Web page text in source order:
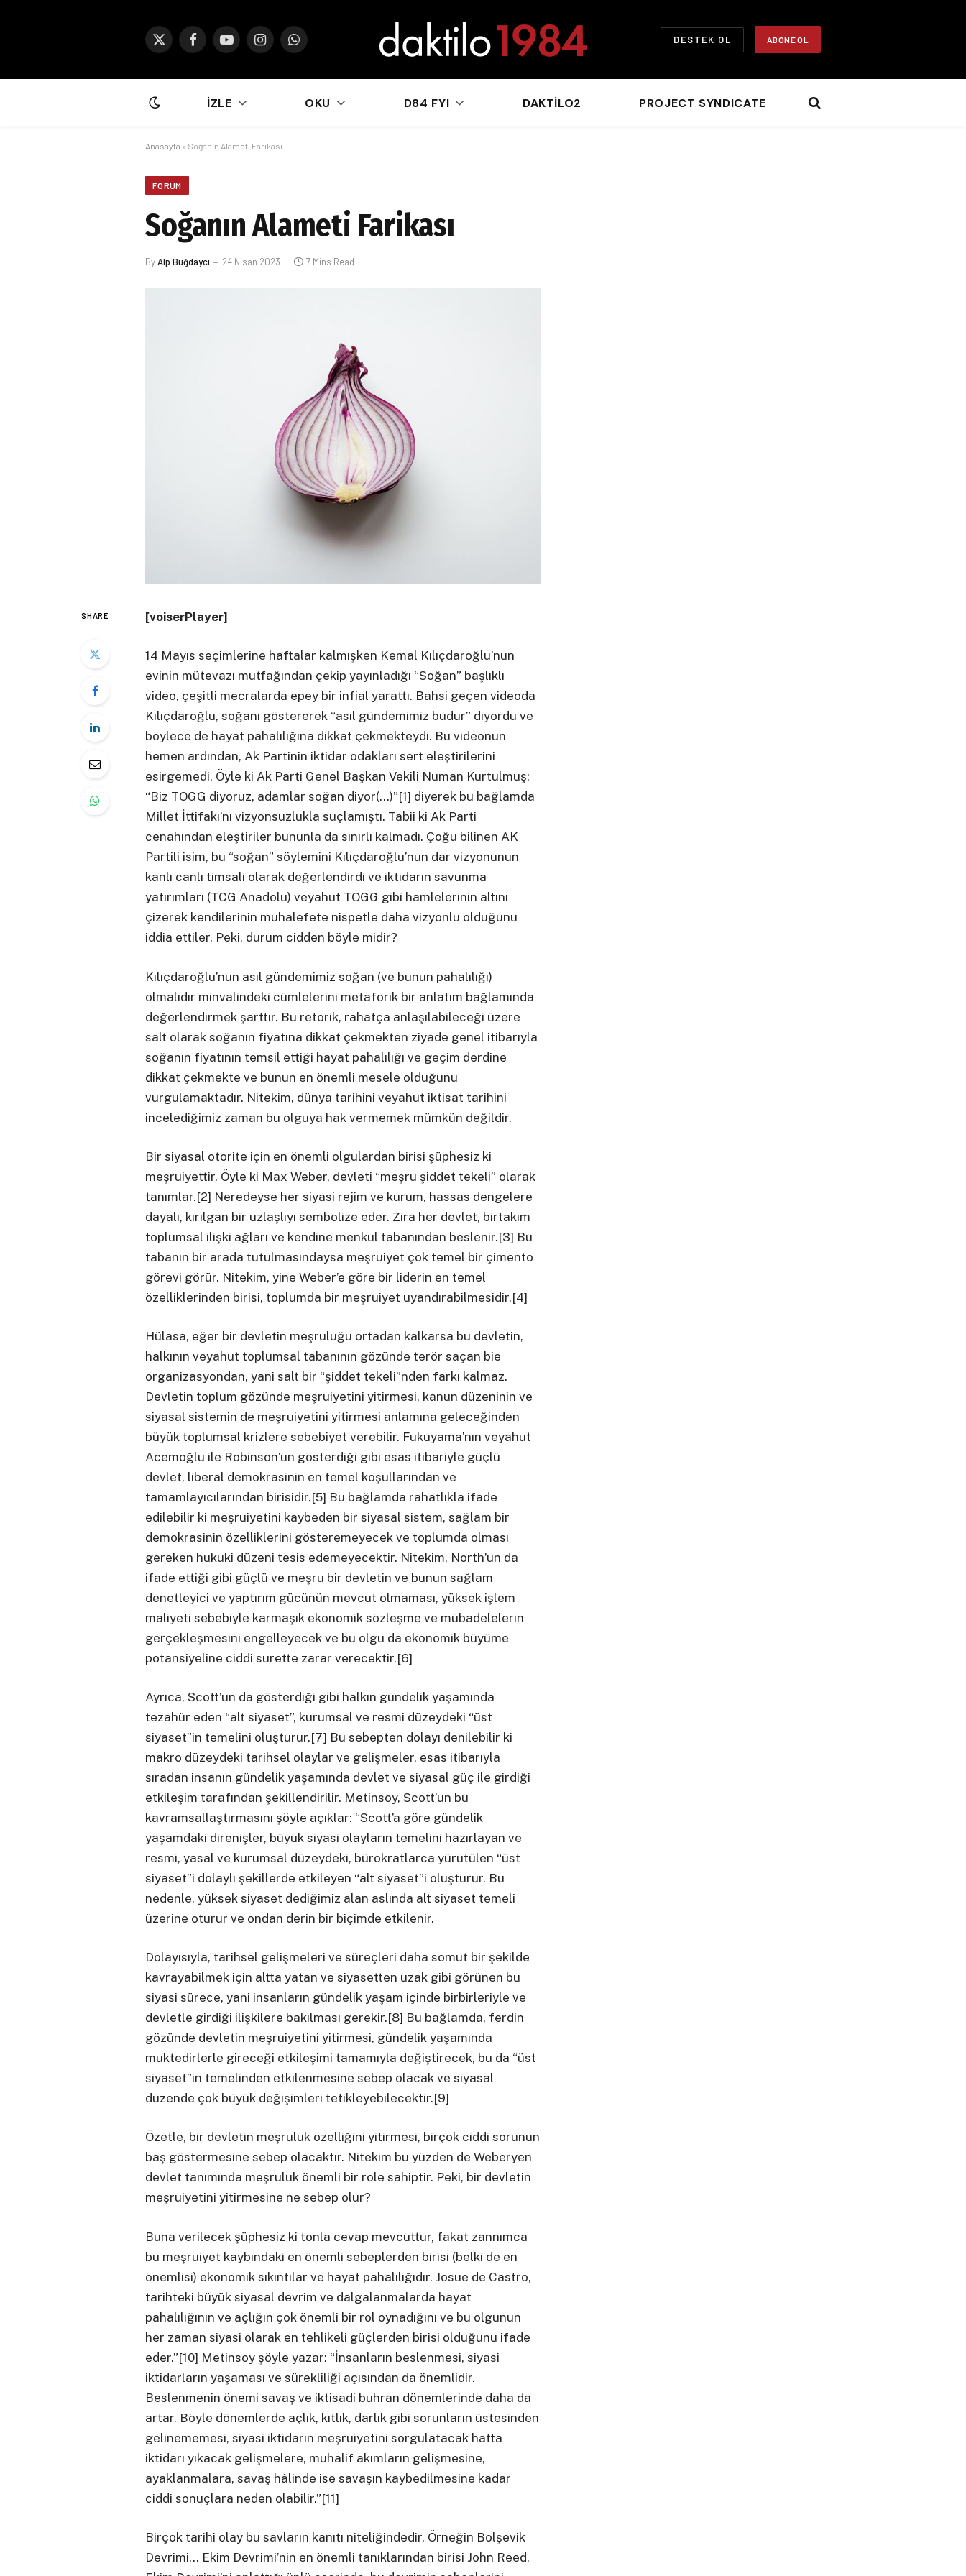
X
FacebookYouTubeInstagramWhatsApp
DESTEK OL ABONE OL
İZLE OKU D84 FYI DAKTILO2 PROJECT SYNDICATE
Anasayfa » Soğanın Alameti Farikası
FORUM
Soğanın Alameti Farikası
ByAlp Buğdaycı 24 Nisan 2023 7 Mins Read
SHARE [voiserPlayer]
14 Mayıs seçimlerine haftalar kalmışken Kemal Kılıçdaroğlu’nun
evinin mütevazı mutfağından çekip yayınladığı “Soğan” başlıklı
video, çeşitli mecralarda epey bir infial yarattı. Bahsi geçen videoda
Kılıçdaroğlu, soğanı göstererek “asıl gündemimiz budur” diyordu ve
böylece de hayat pahalılığına dikkat çekmekteydi. Bu videonun
hemen ardından, Ak Partinin iktidar odakları sert eleştirilerini
esirgemedi. Öyle ki Ak Parti Genel Başkan Vekili Numan Kurtulmuş:
“Biz TOGG diyoruz, adamlar soğan diyor(…)”[1] diyerek bu bağlamda
Millet İttifakı’nı vizyonsuzlukla suçlamıştı. Tabii ki Ak Parti
cenahından eleştiriler bununla da sınırlı kalmadı. Çoğu bilinen AK
Partili isim, bu “soğan” söylemini Kılıçdaroğlu’nun dar vizyonunun
kanlı canlı timsali olarak değerlendirdi ve iktidarın savunma
yatırımları (TCG Anadolu) veyahut TOGG gibi hamlelerinin altını
çizerek kendilerinin muhalefete nispetle daha vizyonlu olduğunu
iddia ettiler. Peki, durum cidden böyle midir?
Kılıçdaroğlu’nun asıl gündemimiz soğan (ve bunun pahalılığı)
olmalıdır minvalindeki cümlelerini metaforik bir anlatım bağlamında
değerlendirmek şarttır. Bu retorik, rahatça anlaşılabileceği üzere
salt olarak soğanın fiyatına dikkat çekmekten ziyade genel itibarıyla
soğanın fiyatının temsil ettiği hayat pahalılığı ve geçim derdine
dikkat çekmekte ve bunun en önemli mesele olduğunu
vurgulamaktadır. Nitekim, dünya tarihini veyahut iktisat tarihini
incelediğimiz zaman bu olguya hak vermemek mümkün değildir.
Bir siyasal otorite için en önemli olgulardan birisi şüphesiz ki
meşruiyettir. Öyle ki Max Weber, devleti “meşru şiddet tekeli” olarak
tanımlar.[2] Neredeyse her siyasi rejim ve kurum, hassas dengelere
dayalı, kırılgan bir uzlaşlıyı sembolize eder. Zira her devlet, birtakım
toplumsal ilişki ağları ve kendine menkul tabanından beslenir.[3] Bu
tabanın bir arada tutulmasındaysa meşruiyet çok temel bir çimento
görevi görür. Nitekim, yine Weber’e göre bir liderin en temel
özelliklerinden birisi, toplumda bir meşruiyet uyandırabilmesidir.[4]
Hülasa, eğer bir devletin meşruluğu ortadan kalkarsa bu devletin,
halkının veyahut toplumsal tabanının gözünde terör saçan bie
organizasyondan, yani salt bir “şiddet tekeli”nden farkı kalmaz.
Devletin toplum gözünde meşruiyetini yitirmesi, kanun düzeninin ve
siyasal sistemin de meşruiyetini yitirmesi anlamına geleceğinden
büyük toplumsal krizlere sebebiyet verebilir. Fukuyama’nın veyahut
Acemoğlu ile Robinson’un gösterdiği gibi esas itibariyle güçlü
devlet, liberal demokrasinin en temel koşullarından ve
tamamlayıcılarından birisidir.[5] Bu bağlamda rahatlıkla ifade
edilebilir ki meşruiyetini kaybeden bir siyasal sistem, sağlam bir
demokrasinin özelliklerini gösteremeyecek ve toplumda olması
gereken hukuki düzeni tesis edemeyecektir. Nitekim, North’un da
ifade ettiği gibi güçlü ve meşru bir devletin ve bunun sağlam
denetleyici ve yaptırım gücünün mevcut olmaması, yüksek işlem
maliyeti sebebiyle karmaşık ekonomik sözleşme ve mübadelelerin
gerçekleşmesini engelleyecek ve bu olgu da ekonomik büyüme
potansiyeline ciddi surette zarar verecektir.[6]
Ayrıca, Scott’un da gösterdiği gibi halkın gündelik yaşamında
tezahür eden “alt siyaset”, kurumsal ve resmi düzeydeki “üst
siyaset”in temelini oluşturur.[7] Bu sebepten dolayı denilebilir ki
makro düzeydeki tarihsel olaylar ve gelişmeler, esas itibarıyla
sıradan insanın gündelik yaşamında devlet ve siyasal güç ile girdiği
etkileşim tarafından şekillendirilir. Metinsoy, Scott’un bu
kavramsallaştırmasını şöyle açıklar: “Scott’a göre gündelik
yaşamdaki direnişler, büyük siyasi olayların temelini hazırlayan ve
resmi, yasal ve kurumsal düzeydeki, bürokratlarca yürütülen “üst
siyaset”i dolaylı şekillerde etkileyen “alt siyaset”i oluşturur. Bu
nedenle, yüksek siyaset dediğimiz alan aslında alt siyaset temeli
üzerine oturur ve ondan derin bir biçimde etkilenir.
Dolayısıyla, tarihsel gelişmeleri ve süreçleri daha somut bir şekilde
kavrayabilmek için altta yatan ve siyasetten uzak gibi görünen bu
siyasi sürece, yani insanların gündelik yaşam içinde birbirleriyle ve
devletle girdiği ilişkilere bakılması gerekir.[8] Bu bağlamda, ferdin
gözünde devletin meşruiyetini yitirmesi, gündelik yaşamında
muktedirlerle gireceği etkileşimi tamamıyla değiştirecek, bu da “üst
siyaset”in temelinden etkilenmesine sebep olacak ve siyasal
düzende çok büyük değişimleri tetikleyebilecektir.[9]
Özetle, bir devletin meşruluk özelliğini yitirmesi, birçok ciddi sorunun
baş göstermesine sebep olacaktır. Nitekim bu yüzden de Weberyen
devlet tanımında meşruluk önemli bir role sahiptir. Peki, bir devletin
meşruiyetini yitirmesine ne sebep olur?
Buna verilecek şüphesiz ki tonla cevap mevcuttur, fakat zannımca
bu meşruiyet kaybındaki en önemli sebeplerden birisi (belki de en
önemlisi) ekonomik sıkıntılar ve hayat pahalılığıdır. Josue de Castro,
tarihteki büyük siyasal devrim ve dalgalanmalarda hayat
pahalılığının ve açlığın çok önemli bir rol oynadığını ve bu olgunun
her zaman siyasi olarak en tehlikeli güçlerden birisi olduğunu ifade
eder.”[10] Metinsoy şöyle yazar: “İnsanların beslenmesi, siyasi
iktidarların yaşaması ve sürekliliği açısından da önemlidir.
Beslenmenin önemi savaş ve iktisadi buhran dönemlerinde daha da
artar. Böyle dönemlerde açlık, kıtlık, darlık gibi sorunların üstesinden
gelinememesi, siyasi iktidarın meşruiyetini sorgulatacak hatta
iktidarı yıkacak gelişmelere, muhalif akımların gelişmesine,
ayaklanmalara, savaş hâlinde ise savaşın kaybedilmesine kadar
ciddi sonuçlara neden olabilir.”[11]
Birçok tarihi olay bu savların kanıtı niteliğindedir. Örneğin Bolşevik
Devrimi… Ekim Devrimi’nin en önemli tanıklarından birisi John Reed,